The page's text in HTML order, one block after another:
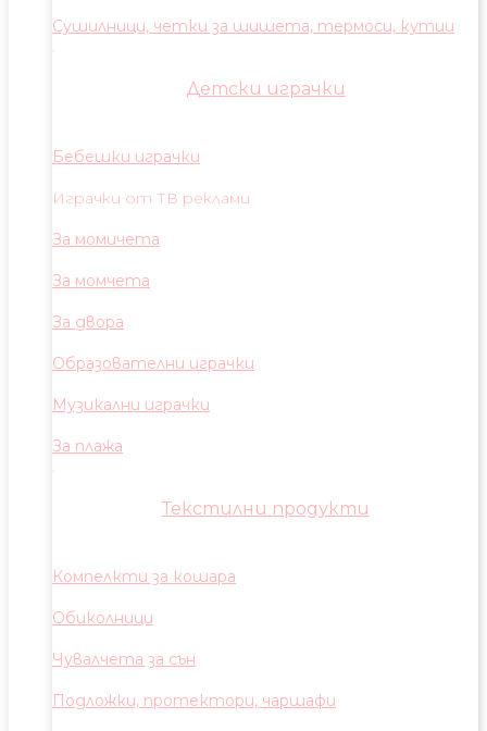
Сушилници, четки за шишета, термоси, кутии
Детски играчки
Бебешки играчки
Играчки от ТВ реклами
За момичета
За момчета
За двора
Образователни играчки
Музикални играчки
За плажа
Текстилни продукти
Компелкти за кошара
Обиколници
Чувалчета за сън
Подложки, протектори, чаршафи